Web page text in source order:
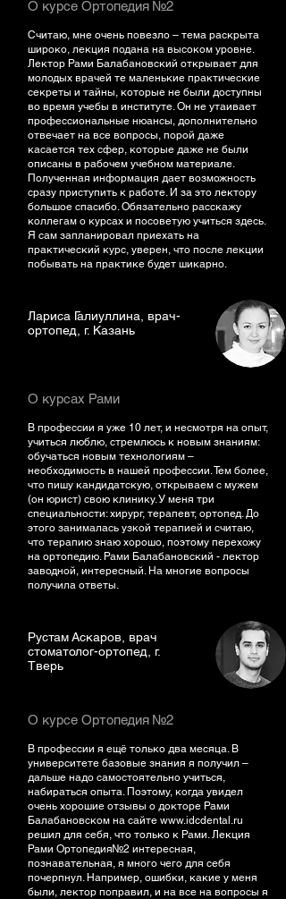
О курсе Ортопедия №2
Считаю, мне очень повезло – тема раскрыта
широко, лекция подана на высоком уровне.
Лектор Рами Балабановский открывает для
молодых врачей те маленькие практические
секреты и тайны, которые не были доступны
во время учебы в институте. Он не утаивает
профессиональные нюансы, дополнительно
отвечает на все вопросы, порой даже
касается тех сфер, которые даже не были
описаны в рабочем учебном материале.
Полученная информация дает возможность
сразу приступить к работе. И за это лектору
большое спасибо. Обязательно расскажу
коллегам о курсах и посоветую учиться здесь.
Я сам запланировал приехать на
практический курс, уверен, что после лекции
побывать на практике будет шикарно.
Лариса Галиуллина, врач-
ортопед, г. Казань
О курсах Рами
В профессии я уже 10 лет, и несмотря на опыт,
учиться люблю, стремлюсь к новым знаниям:
обучаться новым технологиям –
необходимость в нашей профессии. Тем более,
что пишу кандидатскую, открываем с мужем
(он юрист) свою клинику. У меня три
специальности: хирург, терапевт, ортопед. До
этого занималась узкой терапией и считаю,
что терапию знаю хорошо, поэтому перехожу
на ортопедию. Рами Балабановский - лектор
заводной, интересный. На многие вопросы
получила ответы.
Рустам Аскаров, врач
стоматолог-ортопед, г.
Тверь
О курсе Ортопедия №2
В профессии я ещё только два месяца. В
университете базовые знания я получил –
дальше надо самостоятельно учиться,
набираться опыта. Поэтому, когда увидел
очень хорошие отзывы о докторе Рами
Балабановском на сайте www.idcdental.ru
решил для себя, что только к Рами. Лекция
Рами Ортопедия№2 интересная,
познавательная, я много чего для себя
почерпнул. Например, ошибки, какие у меня
были, лектор поправил, и на все на вопросы я